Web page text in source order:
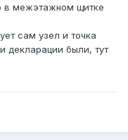
в межэтажном щитке
сам узел и точка
декларации были, тут